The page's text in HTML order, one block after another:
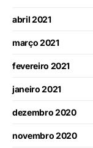
abril 2021
março 2021
fevereiro 2021
janeiro 2021
dezembro 2020
novembro 2020